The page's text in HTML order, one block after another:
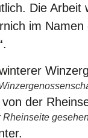
Die
im